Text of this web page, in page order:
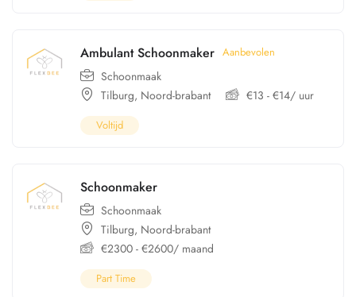
Ambulant Schoonmaker Aanbevolen
Schoonmaak
Tilburg, Noord-brabant €13 - €14/ uur
Voltijd
Schoonmaker
Schoonmaak
Tilburg, Noord-brabant
€2300 - €2600/ maand
Part Time